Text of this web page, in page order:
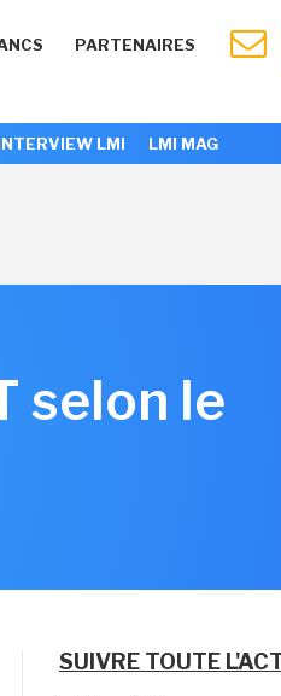
PARTENAIRES
LMI LMI MAG
selon le
SUIVRE TOUTE